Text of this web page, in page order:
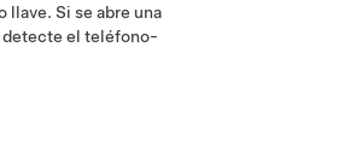
Si se abre una
detecte el teléfono-